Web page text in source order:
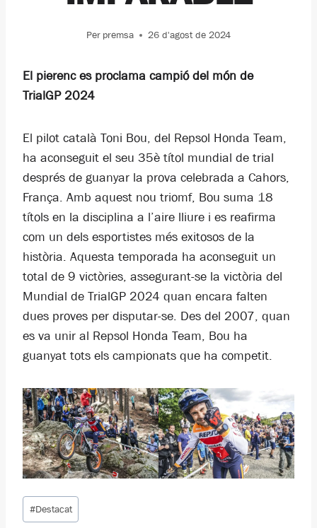
Per premsa 26 d'agost de 2024
El pierenc es proclama campió del món de
TrialGP 2024
El pilot català Toni Bou, del Repsol Honda Team,
ha aconseguit el seu 35è títol mundial de trial
després de guanyar la prova celebrada a Cahors,
França. Amb aquest nou triomf, Bou suma 18
títols en la disciplina a l’aire lliure i es reafirma
com un dels esportistes més exitosos de la
història. Aquesta temporada ha aconseguit un
total de 9 victòries, assegurant-se la victòria del
Mundial de TrialGP 2024 quan encara falten
dues proves per disputar-se. Des del 2007, quan
es va unir al Repsol Honda Team, Bou ha
guanyat tots els campionats que ha competit.
Etiquetes
d'entrada
#Destacat